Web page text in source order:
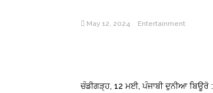
May 12, 2024 Entertainment
ਚੰਡੀਗੜ੍ਹ, 12 ਮਈ, ਪੰਜਾਬੀ ਦੁਨੀਆ ਬਿਊਰੋ :